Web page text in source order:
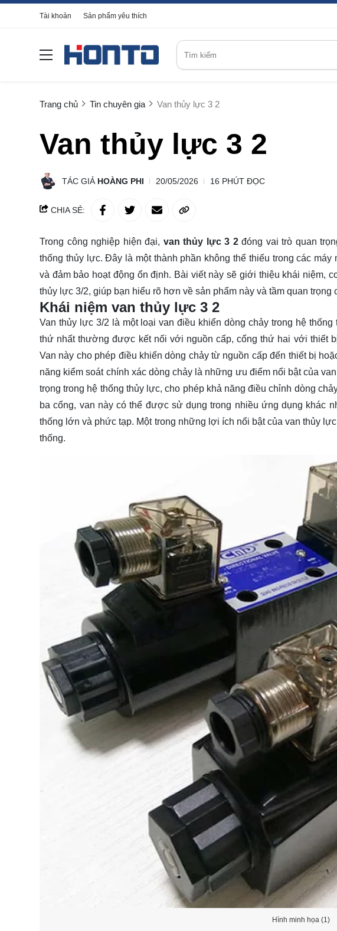
Tài khoản Sản phẩm yêu thích
Trang chủ Tin chuyên gia Van thủy lực 3 2
Van thủy lực 3 2
TÁC GIẢ HOÀNG PHI 20/05/2026 16 PHÚT ĐỌC
CHIA SẺ:
Trong công nghiệp hiện đại, van thủy lực 3 2đóng vai trò quan
thống thủy lực. Đây là một thành phần không thể thiếu trong các
và đảm bảo hoạt động ổn định. Bài viết này sẽ giới thiệu khái niệm,
thủy lực 3/2, giúp bạn hiểu rõ hơn về sản phẩm này và tầm quan trọng
Khái niệm van thủy lực 3 2
Van thủy lực 3/2 là một loại van điều khiển dòng chảy trong hệ
thứ nhất thường được kết nối với nguồn cấp, cổng thứ hai với thiết
Van này cho phép điều khiển dòng chảy từ nguồn cấp đến thiết bị
năng kiểm soát chính xác dòng chảy là những ưu điểm nổi bật của
trọng trong hệ thống thủy lực, cho phép khả năng điều chỉnh dòng
ba cổng, van này có thể được sử dụng trong nhiều ứng dụng khác
thống lớn và phức tạp. Một trong những lợi ích nổi bật của van thủy
thống.
Hình minh họa (1)